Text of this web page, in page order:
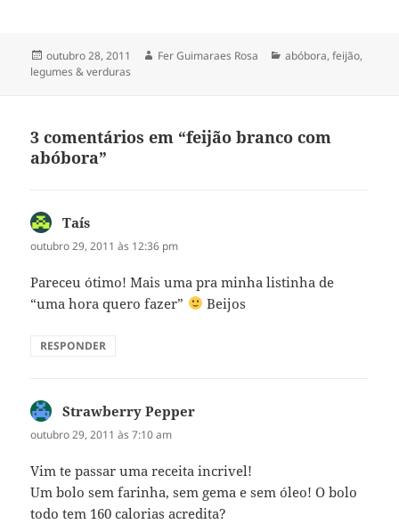
Publicado
em
outubro 28, 2011 Autor
Fer Guimaraes Rosa Categorias
abóbora,feijão,
legumes & verduras
3 comentários em “feijão branco com
abóbora”
Taís
outubro 29, 2011 às 12:36 pm
Pareceu ótimo! Mais uma pra minha listinha de
“uma hora quero fazer”
Beijos
RESPONDER
Strawberry Pepper
outubro 29, 2011 às 7:10 am
Vim te passar uma receita incrivel!
Um bolo sem farinha, sem gema e sem óleo! O bolo
todo tem 160 calorias acredita?